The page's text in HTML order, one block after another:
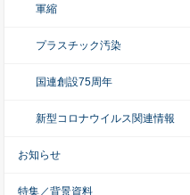
軍縮
プラスチック汚染
国連創設75周年
新型コロナウイルス関連情報
お知らせ
特集／背景資料